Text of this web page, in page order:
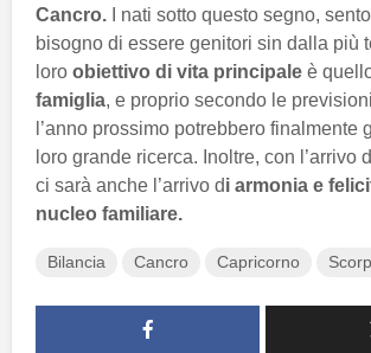
Cancro.
I nati sotto questo segno,
bisogno di essere genitori sin dalla più
loro obiettivo di vita principale è
famiglia, e proprio secondo le
l’anno prossimo potrebbero finalmente
loro grande ricerca. Inoltre, con l’arrivo
ci sarà anche l’arrivo di armonia e
nucleo familiare.
Bilancia Cancro Capricorno